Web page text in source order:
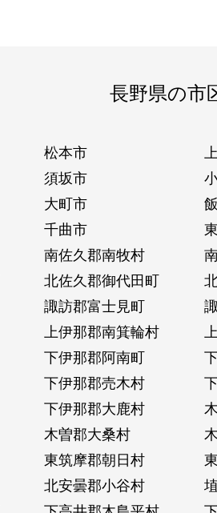
長野県の市
松本市
須坂市
大町市
千曲市
南佐久郡南牧村
北佐久郡御代田町
諏訪郡富士見町
上伊那郡南箕輪村
下伊那郡阿南町
下伊那郡売木村
下伊那郡大鹿村
木曽郡大桑村
東筑摩郡朝日村
北安曇郡小谷村